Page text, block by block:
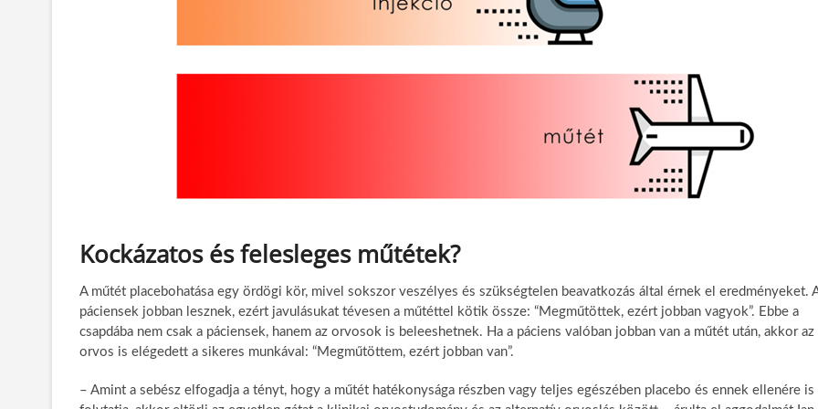
Kockázatos és felesleges műtétek?
A műtét placebohatása egy ördögi kör, mivel sokszor veszélyes és szükségtelen beavatkozás által érnek el eredményeket.
páciensek jobban lesznek, ezért javulásukat tévesen a műtéttel kötik össze: “Megműtöttek, ezért jobban vagyok”. Ebbe a
csapdába nem csak a páciensek, hanem az orvosok is beleeshetnek. Ha a páciens valóban jobban van a műtét után, akkor az
orvos is elégedett a sikeres munkával: “Megműtöttem, ezért jobban van”.
– Amint a sebész elfogadja a tényt, hogy a műtét hatékonysága részben vagy teljes egészében placebo és ennek ellenére is